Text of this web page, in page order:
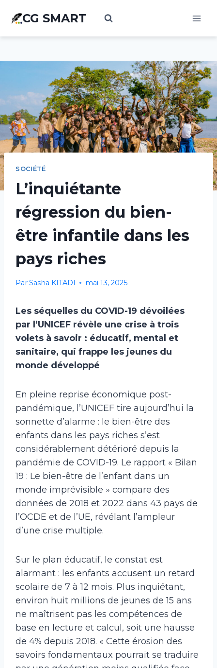
CG SMART
SOCIÉTÉ
L’inquiétante
régression du bien-
être infantile dans les
pays riches
ParSasha KITADI mai 13, 2025
Les séquelles du COVID-19 dévoilées
par l’UNICEF révèle une crise à trois
volets à savoir : éducatif, mental et
sanitaire, qui frappe les jeunes du
monde développé
En pleine reprise économique post-
pandémique, l’UNICEF tire aujourd’hui la
sonnette d’alarme : le bien-être des
enfants dans les pays riches s’est
considérablement détérioré depuis la
pandémie de COVID-19. Le rapport « Bilan
19 : Le bien-être de l’enfant dans un
monde imprévisible » compare des
données de 2018 et 2022 dans 43 pays de
l’OCDE et de l’UE, révélant l’ampleur
d’une crise multiple.
Sur le plan éducatif, le constat est
alarmant : les enfants accusent un retard
scolaire de 7 à 12 mois. Plus inquiétant,
environ huit millions de jeunes de 15 ans
ne maîtrisent pas les compétences de
base en lecture et calcul, soit une hausse
de 4% depuis 2018. « Cette érosion des
savoirs fondamentaux pourrait se traduire